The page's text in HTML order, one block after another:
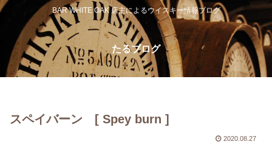
BAR WHITE OAK 店主によるウイスキー情報ブログ
たるブログ
スペイバーン [ Spey burn ]
2020.08.27